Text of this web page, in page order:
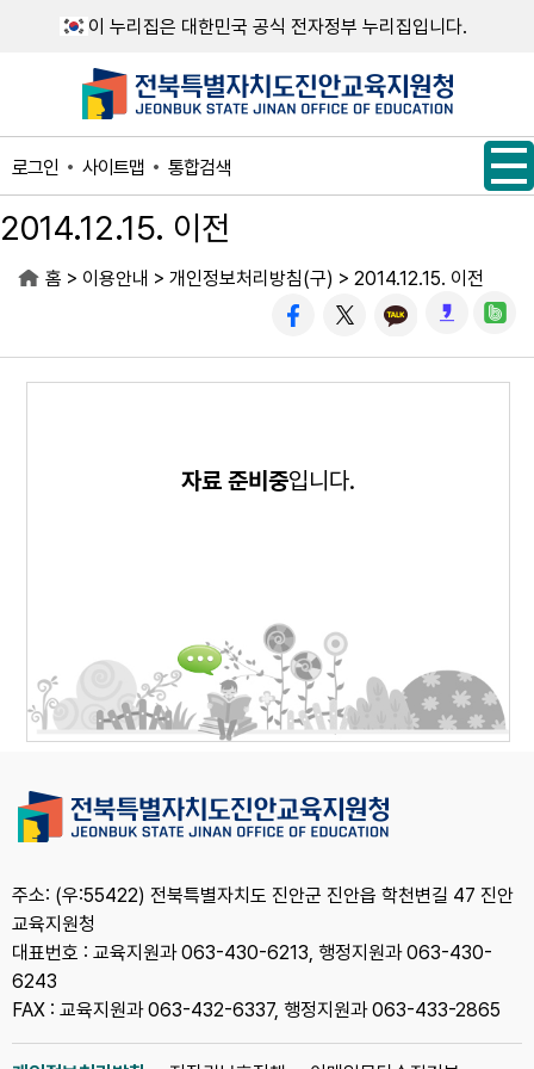
이 누리집은 대한민국 공식 전자정부 누리집입니다.
로그인 사이트맵 통합검색
2014.12.15. 이전
홈 > 이용안내 > 개인정보처리방침(구) > 2014.12.15. 이전
자료 준비중입니다.
주소: (우:55422) 전북특별자치도 진안군 진안읍 학천변길 47 진안
교육지원청
대표번호 : 교육지원과 063-430-6213, 행정지원과 063-430-
6243
FAX : 교육지원과 063-432-6337, 행정지원과 063-433-2865